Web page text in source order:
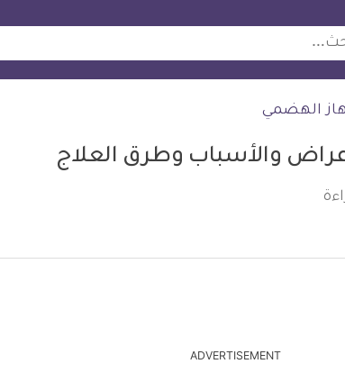
الهضمي
والأسباب وطرق العلاج
ADVERTISEMENT